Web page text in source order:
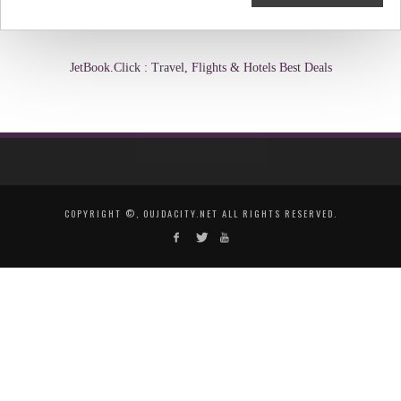
JetBook.Click : Travel, Flights & Hotels Best Deals
COPYRIGHT ©, OUJDACITY.NET ALL RIGHTS RESERVED.